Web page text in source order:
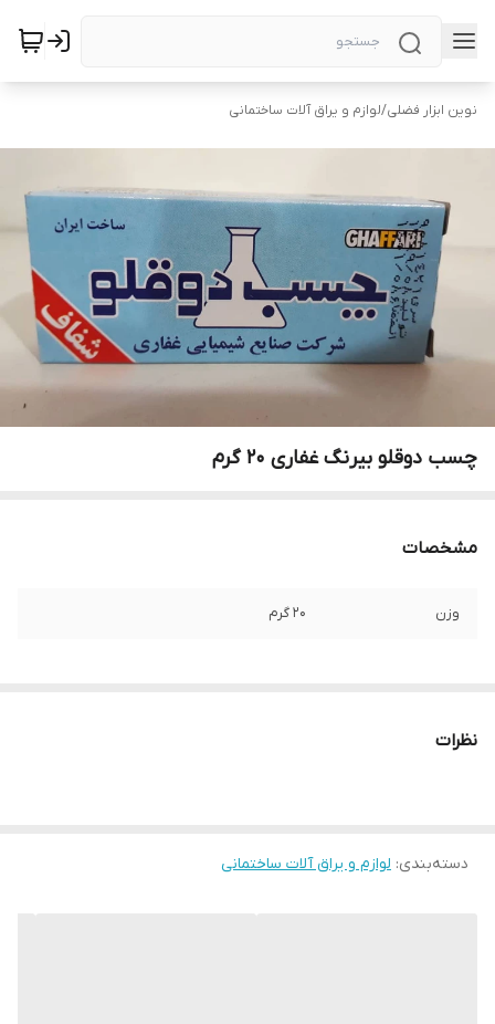
نوین ابزار فضلی/لوازم و یراق آلات ساختمانی
چسب دوقلو بیرنگ غفاری 20 گرم
مشخصات
وزن 20 گرم
نظرات
دسته‌بندی: لوازم و یراق آلات ساختمانی